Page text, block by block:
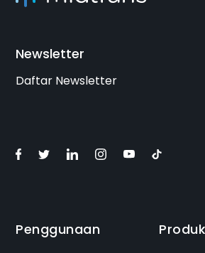
Newsletter
Daftar Newsletter
Penggunaan Produk